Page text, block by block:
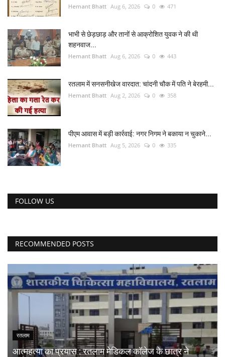
Hemant Bhatt Aug 6, 2026 0 471
भाभी से छेड़छाड़ और तानों से आक्रोशित युवक ने की थी
शहनवाज...
Hemant Bhatt Aug 6, 2026 0 443
रतलाम में सनसनीखेज वारदात: चांदनी चौक में पति ने बेरहमी...
Hemant Bhatt Aug 2, 2026 0 358
पीएम आवास में बड़ी कार्रवाई: नगर निगम ने बकाया न चुकाने...
Hemant Bhatt Aug 5, 2026 0 335
FOLLOW US
RECOMMENDED POSTS
रतलाम
आत्महत्या का प्रयास : रतलाम मेडिकल कॉलेज के छात्र ने